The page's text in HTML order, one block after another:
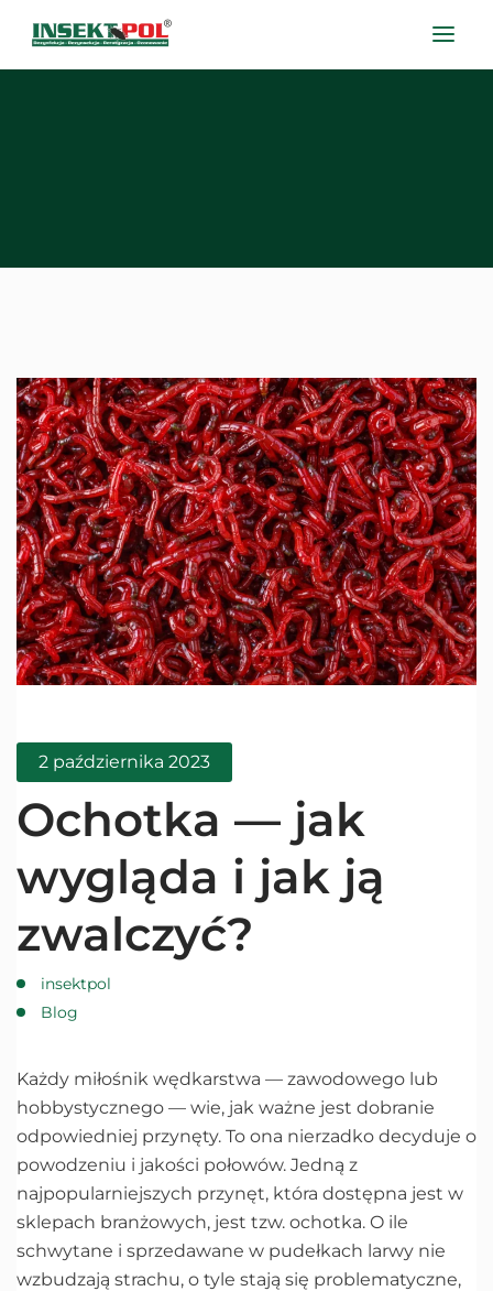
2 października 2023
Ochotka — jak
wygląda i jak ją
zwalczyć?
insektpol
Blog
Każdy miłośnik wędkarstwa — zawodowego lub
hobbystycznego — wie, jak ważne jest dobranie
odpowiedniej przynęty. To ona nierzadko decyduje o
powodzeniu i jakości połowów. Jedną z
najpopularniejszych przynęt, która dostępna jest w
sklepach branżowych, jest tzw. ochotka. O ile
schwytane i sprzedawane w pudełkach larwy nie
wzbudzają strachu, o tyle stają się problematyczne,